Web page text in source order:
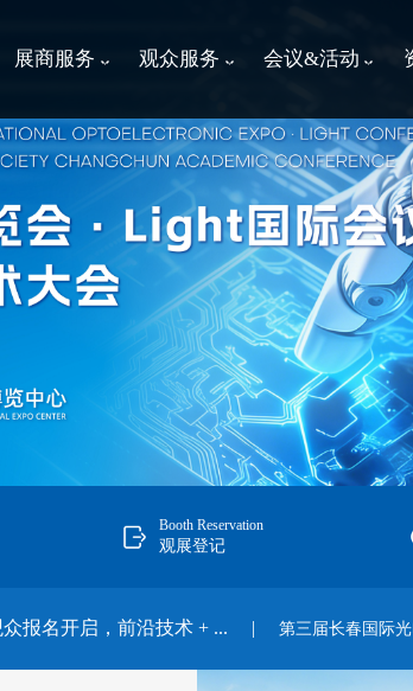
展商服务 观众服务 会议&活动
Booth Reservation
观展登记
报名开启，前沿技术 + ... | 第三届长春国际光电博览